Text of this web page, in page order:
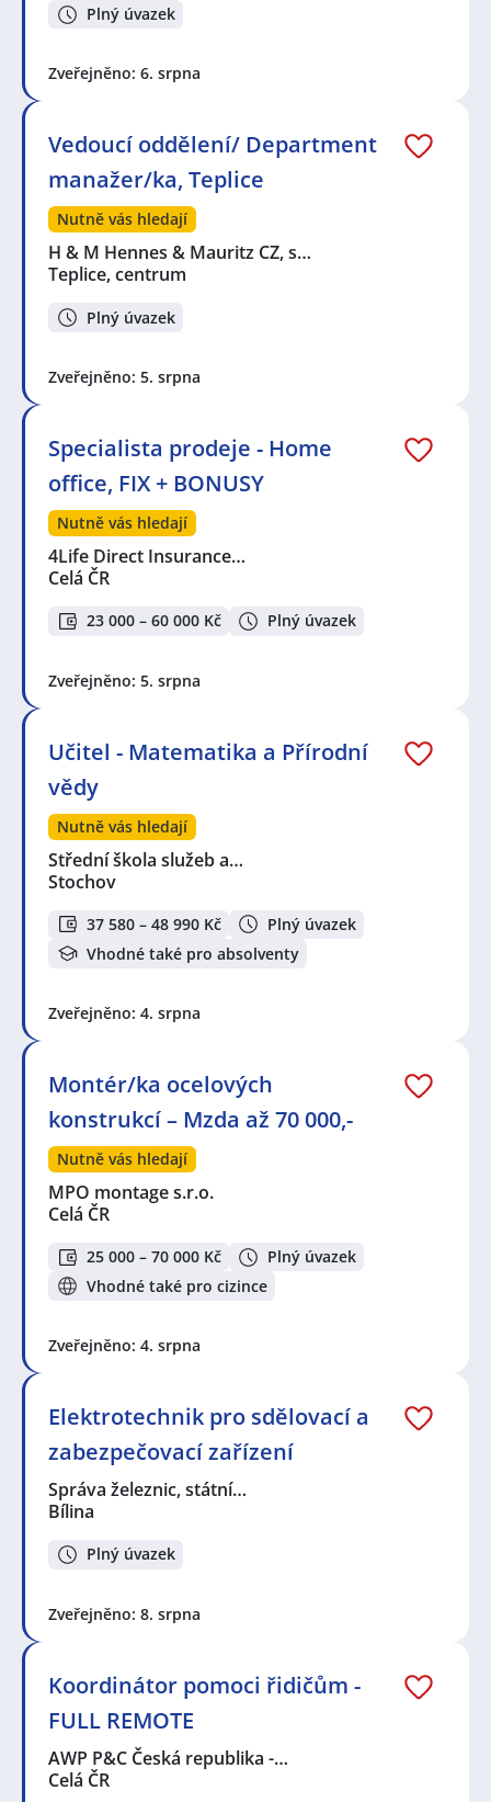
Plný úvazek
Zveřejněno: 6. srpna
Vedoucí oddělení/ Department
manažer/ka, Teplice
Nutně vás hledají
H & M Hennes & Mauritz CZ, s…
Teplice, centrum
Plný úvazek
Zveřejněno: 5. srpna
Specialista prodeje - Home
office, FIX + BONUSY
Nutně vás hledají
4Life Direct Insurance…
Celá ČR
23 000 – 60 000 Kč Plný úvazek
Zveřejněno: 5. srpna
Učitel - Matematika a Přírodní
vědy
Nutně vás hledají
Střední škola služeb a…
Stochov
37 580 – 48 990 Kč
Plný úvazek
Vhodné také pro absolventy
Zveřejněno: 4. srpna
Montér/ka ocelových
konstrukcí – Mzda až 70 000,-
Nutně vás hledají
MPO montage s.r.o.
Celá ČR
25 000 – 70 000 Kč
Plný úvazek
Vhodné také pro cizince
Zveřejněno: 4. srpna
Elektrotechnik pro sdělovací a
zabezpečovací zařízení
Správa železnic, státní…
Bílina
Plný úvazek
Zveřejněno: 8. srpna
Koordinátor pomoci řidičům -
FULL REMOTE
AWP P&C Česká republika -…
Celá ČR